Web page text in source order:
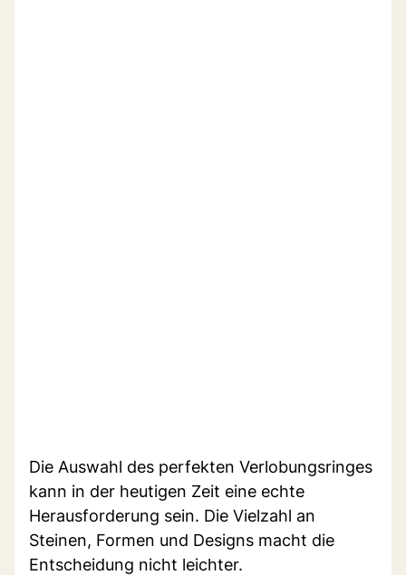
Die Auswahl des perfekten Verlobungsringes
kann in der heutigen Zeit eine echte
Herausforderung sein. Die Vielzahl an
Steinen, Formen und Designs macht die
Entscheidung nicht leichter.